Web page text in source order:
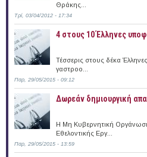
Θράκης...
Τρί, 03/04/2012 - 17:34
4 στους 10 Έλληνες
Τέσσερις στους δέκα
γαστροο...
Παρ, 29/05/2015 - 09:12
Δωρεάν δημιουργική
Η Μη Κυβερνητική
Εθελοντικής Εργ...
Παρ, 29/05/2015 - 13:59